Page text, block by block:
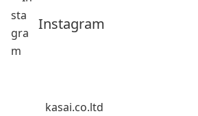
Instagram
kasai.co.ltd